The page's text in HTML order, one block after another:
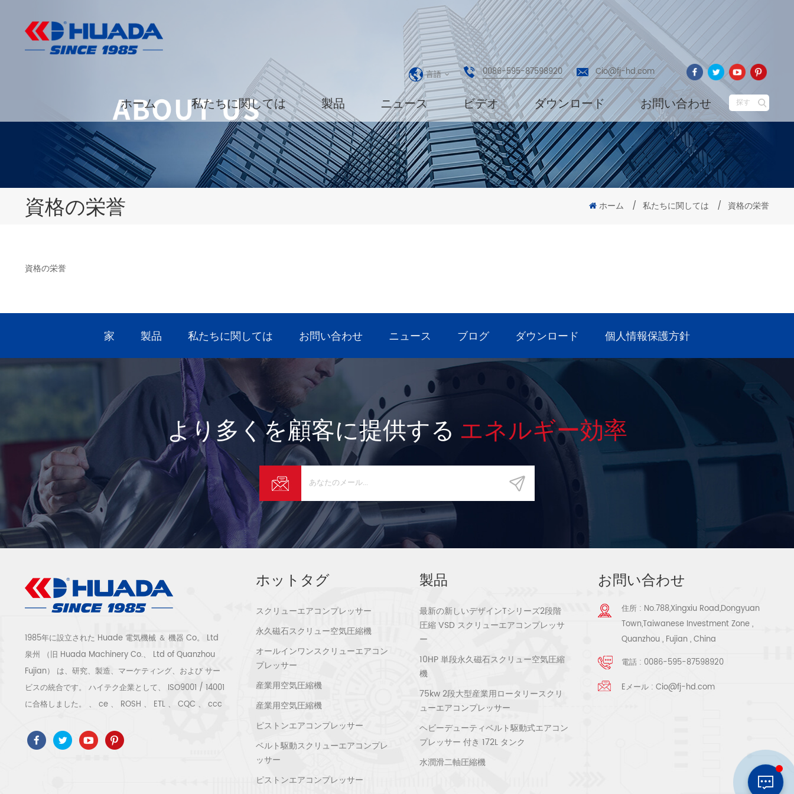
言語 0086-595-87598920 Cio@fj-hd.com
ホーム 私たちに関しては 製品 ニュース ビデオ ダウンロード お問い合わせ 探す
資格の栄誉 ホーム / 私たちに関しては / 資格の栄誉
資格の栄誉
家 製品 私たちに関しては お問い合わせ ニュース ブログ ダウンロード 個人情報保護方針
より多くを顧客に提供する エネルギー効率
1985年に設立された Huade 電気機械 ＆ 機器 Co。 Ltd
泉州 （旧 Huada Machinery Co.、 Ltd of Quanzhou
Fujian） は、研究、製造、マーケティング、および サー
ビスの統合です。 ハイテク企業として、 ISO9001 / 14001
に合格しました。 、 ce 、 ROSH 、 ETL 、 CQC 、 ccc
縮機のシステムと機器には、スクリュー式、遠心式、オイ
ルフリー、スクロール式、ピストン式、乾燥機、フィルタ
ホットタグ
スクリューエアコンプレッサー
永久磁石スクリュー空気圧縮機
オールインワンスクリューエアコン
プレッサー
産業用空気圧縮機
産業用空気圧縮機
ピストンエアコンプレッサー
ベルト駆動スクリューエアコンプレ
ッサー
ピストンエアコンプレッサー
製品
最新の新しいデザインTシリーズ2段階
圧縮 VSD スクリューエアコンプレッサ
ー
10HP 単段永久磁石スクリュー空気圧縮
機
75kw 2段大型産業用ロータリースクリ
ューエアコンプレッサー
ヘビーデューティベルト駆動式エアコン
プレッサー 付き 172L タンク
水潤滑二軸圧縮機
お問い合わせ
住所 : No.788,Xingxiu Road,Dongyuan
Town,Taiwanese Investment Zone ,
Quanzhou , Fujian , China
電話 : 0086-595-87598920
Eメール :Cio@fj-hd.com